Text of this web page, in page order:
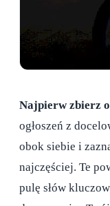
Najpierw zbierz
ogłoszeń z
obok siebie i
najczęściej. Te
pulę słów